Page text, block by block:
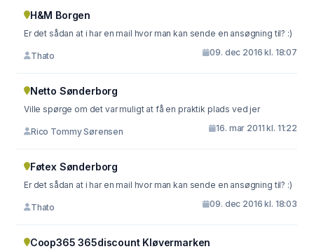
H&M Borgen
Er det sådan at i har en mail hvor man kan sende en ansøgning til? :)
Thato 09. dec 2016 kl. 18:07
Netto Sønderborg
Ville spørge om det var muligt at få en praktik plads ved jer
Rico Tommy Sørensen 16. mar 2011 kl. 11:22
Føtex Sønderborg
Er det sådan at i har en mail hvor man kan sende en ansøgning til? :)
Thato 09. dec 2016 kl. 18:03
Coop365 365discount Kløvermarken